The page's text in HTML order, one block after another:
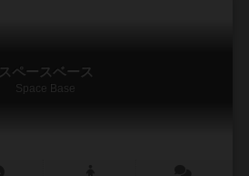
スペースベース
Space Base